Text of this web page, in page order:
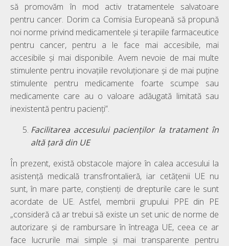
să promovăm în mod activ tratamentele salvatoare
pentru cancer. Dorim ca Comisia Europeană să propună
noi norme privind medicamentele și terapiile farmaceutice
pentru cancer, pentru a le face mai accesibile, mai
accesibile și mai disponibile. Avem nevoie de mai multe
stimulente pentru inovațiile revoluționare și de mai puține
stimulente pentru medicamente foarte scumpe sau
medicamente care au o valoare adăugată limitată sau
inexistentă pentru pacienți”.
Facilitarea accesului pacienților la tratament în
altă țară din UE
În prezent, există obstacole majore în calea accesului la
asistență medicală transfrontalieră, iar cetățenii UE nu
sunt, în mare parte, conștienți de drepturile care le sunt
acordate de UE. Astfel, membrii grupului PPE din PE
„consideră că ar trebui să existe un set unic de norme de
autorizare și de rambursare în întreaga UE, ceea ce ar
face lucrurile mai simple și mai transparente pentru